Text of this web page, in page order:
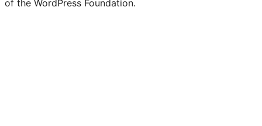
of the WordPress Foundation.